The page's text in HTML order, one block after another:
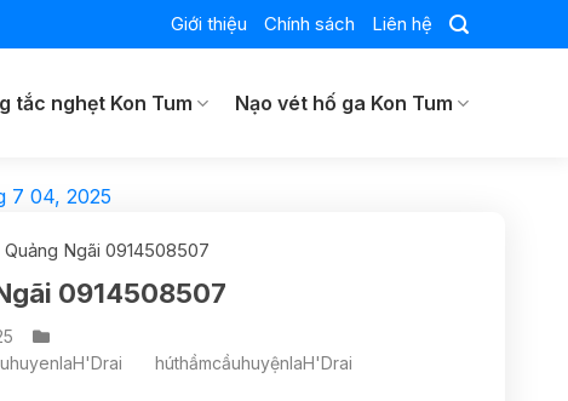
Giới thiệu Chính sách Liên hệ
tắc nghẹt Kon Tum Nạo vét hố ga Kon Tum
7 04, 2025
Ngãi 0914508507
0914508507
húthầmcầuhuyệnIaH'Drai